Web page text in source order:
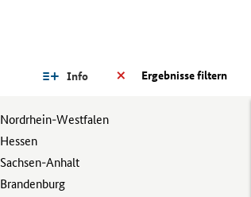
Ergebnisse filtern
Info
Nordrhein-Westfalen
Hessen
Sachsen-Anhalt
Brandenburg